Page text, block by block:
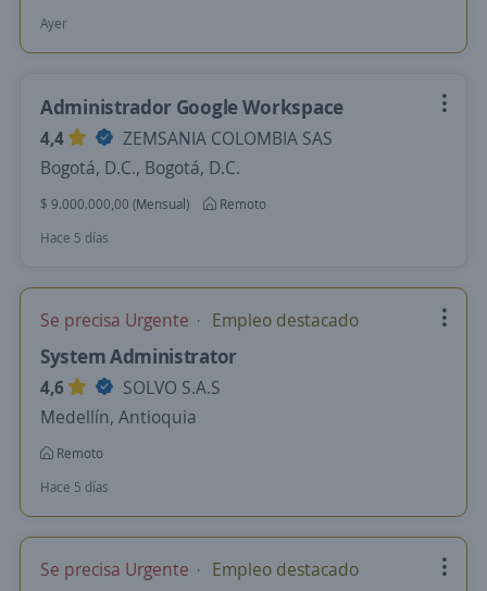
Ayer
Administrador Google Workspace
4,4
ZEMSANIA COLOMBIA SAS
Bogotá, D.C., Bogotá, D.C.
$ 9.000.000,00 (Mensual)
Remoto
Hace 5 días
Se precisa Urgente Empleo destacado
System Administrator
4,6
SOLVO S.A.S
Medellín, Antioquia
Remoto
Hace 5 días
Se precisa Urgente Empleo destacado